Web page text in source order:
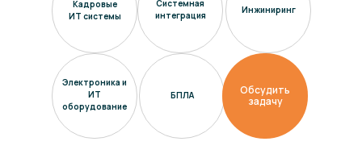
Кадровые
ИТ системы
Электроника и
ИТ
оборудование
БПЛА
Обсудить
задачу
Системная
интеграция
Инжиниринг